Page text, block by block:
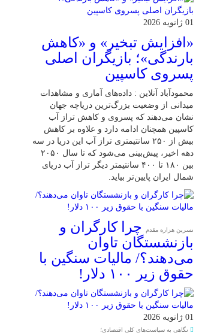
01 ژانویه 2026
«افزایش تبخیر» و «کاهش
بارندگی»؛ بازیگران اصلی
پسروی کاسپین
محمودآباد آنلاین : داده‌های آماری و مشاهدات
میدانی از وضعیت بزرگ‌ترین دریاچه جهان
نشان می‌دهند که پسروی و کاهش تراز آب
کاسپین همچنان ادامه دارد و علاوه بر کاهش
بیش از ۲۵۰ سانتیمتری تراز آب این دریا در سه
دهه اخیر، پیش‌بینی می‌شود که تا سال ۲۰۵۰
بین ۱۸۰ تا ۴۰۰ سانتیمتر دیگر تراز آب دریای
شمال ایران پایین‌تر بیاید.
نسرین هزاره مقدم
چرا کارگران و
بازنشستگان تاوان
می‌دهند؟/ مالیات سنگین با
حقوق زیر ۱۰۰ دلار!
01 ژانویه 2026
نگاهی به سیاست‌های کلی اقتصادی؛